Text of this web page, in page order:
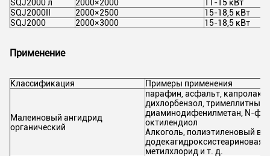
SQJ2000 л 2000×2000 11-15 кВт
SQJ2000II
2000×2500 15-18,5 кВт
SQJ2000
2000×3000 15-18,5 кВт
Применение
Классификация Примеры применения
Малеиновый ангидрид
органический
парафин, асфальт,
дихлорбензол,
диаминодифенилметан, N-
октилендиол
Алкоголь, полиэтиленовый
метилхлорид и т. д.